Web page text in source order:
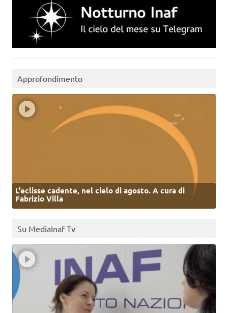
Approfondimento
L’eclisse cadente, nel cielo di agosto. A cura di
Fabrizio Villa
Su MediaInaf Tv